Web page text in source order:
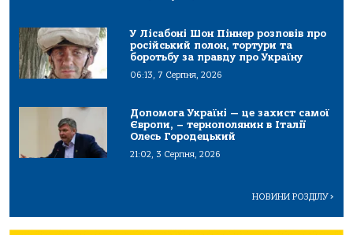
У Лісабоні Шон Піннер розповів про
російський полон, тортури та
боротьбу за правду про Україну
06:13, 7 Серпня, 2026
Допомога Україні — це захист самої
Європи, – тернополянин в Італії
Олесь Городецький
21:02, 3 Серпня, 2026
НОВИНИ РОЗДІЛУ>